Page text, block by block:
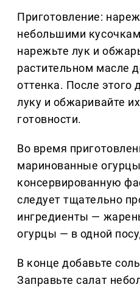
Приготовление:
небольшими
нарежьте лук и
растительном масле
оттенка. После этого
луку и обжаривайте
готовности.
Во время
маринованные
консервированную
следует тщательно
ингредиенты —
огурцы — в одной
В конце добавьте
Заправьте салат